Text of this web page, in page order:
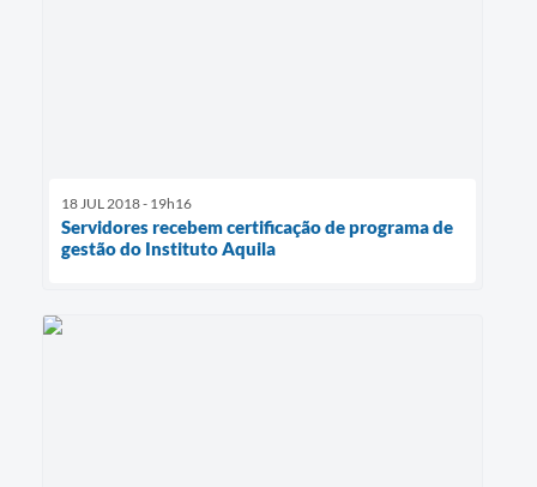
18 JUL 2018 - 19h16
Servidores recebem certificação de programa de
gestão do Instituto Aquila